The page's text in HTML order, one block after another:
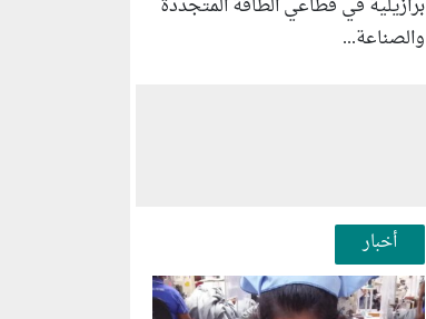
برازيلية في قطاعي الطاقة المتجددة
والصناعة...
أخبار